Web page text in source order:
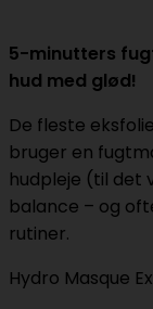
5-minutters
hud med glød!
De fleste
bruger en
hudpleje (til det
balance – og
rutiner.
Hydro Masque